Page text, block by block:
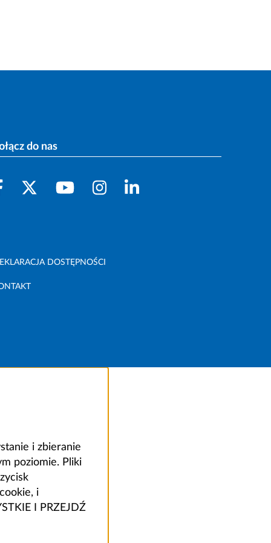
do nas
DOSTĘPNOŚCI
i zbieranie
poziomie. Pliki
i
I PRZEJDŹ